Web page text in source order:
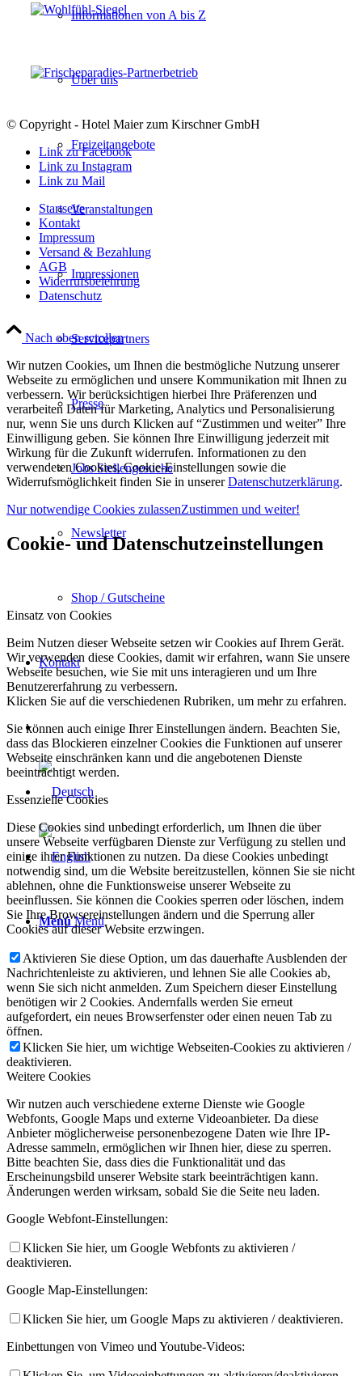
Informationen von A bis Z
Über uns
Freizeitangebote
Veranstaltungen
Impressionen
Servicepartners
Presse
Jobs Stellengesuche
Newsletter
Shop / Gutscheine
Kontakt
Menü Menü
© Copyright - Hotel Maier zum Kirschner GmbH
Link zu Facebook
Link zu Instagram
Link zu Mail
Startseite
Kontakt
Impressum
Versand & Bezahlung
AGB
Widerrufsbelehrung
Datenschutz
Nach oben scrollen
Wir nutzen Cookies, um Ihnen die bestmögliche Nutzung unserer
Webseite zu ermöglichen und unsere Kommunikation mit Ihnen zu
verbessern. Wir berücksichtigen hierbei Ihre Präferenzen und
verarbeiten Daten für Marketing, Analytics und Personalisierung
nur, wenn Sie uns durch Klicken auf “Zustimmen und weiter” Ihre
Einwilligung geben. Sie können Ihre Einwilligung jederzeit mit
Wirkung für die Zukunft widerrufen. Informationen zu den
verwendeten Cookies, Cookie-Einstellungen sowie die
Widerrufsmöglichkeit finden Sie in unsererDatenschutzerklärung.
Nur notwendige Cookies zulassenZustimmen und weiter!
Cookie- und Datenschutzeinstellungen
Einsatz von Cookies
Beim Nutzen dieser Webseite setzen wir Cookies auf Ihrem Gerät.
Wir verwenden diese Cookies, damit wir erfahren, wann Sie unsere
Webseite besuchen, wie Sie mit uns interagieren und um Ihre
Benutzererfahrung zu verbessern.
Klicken Sie auf die verschiedenen Rubriken, um mehr zu erfahren.
Sie können auch einige Ihrer Einstellungen ändern. Beachten Sie,
dass das Blockieren einzelner Cookies die Funktionen auf unserer
Webseite einschränken kann und die angebotenen Dienste
beeinträchtigt werden.
Essenzielle Cookies
Diese Cookies sind unbedingt erforderlich, um Ihnen die über
unsere Webseite verfügbaren Dienste zur Verfügung zu stellen und
einige ihrer Funktionen zu nutzen. Da diese Cookies unbedingt
notwendig sind, um die Website bereitzustellen, können Sie sie nicht
ablehnen, ohne die Funktionsweise unserer Webseite zu
beeinflussen. Sie können die Cookies sperren oder löschen, indem
Sie Ihre Browsereinstellungen ändern und die Sperrung aller
Cookies auf dieser Website erzwingen.
Aktivieren Sie diese Option, um das dauerhafte Ausblenden der
Nachrichtenleiste zu aktivieren, und lehnen Sie alle Cookies ab,
wenn Sie sich nicht anmelden. Zum Speichern dieser Einstellung
benötigen wir 2 Cookies. Andernfalls werden Sie erneut
aufgefordert, ein neues Browserfenster oder einen neuen Tab zu
öffnen.
Klicken Sie hier, um wichtige Webseiten-Cookies zu aktivieren /
deaktivieren.
Weitere Cookies
Wir nutzen auch verschiedene externe Dienste wie Google
Webfonts, Google Maps und externe Videoanbieter. Da diese
Anbieter möglicherweise personenbezogene Daten wie Ihre IP-
Adresse sammeln, ermöglichen wir Ihnen hier, diese zu sperren.
Bitte beachten Sie, dass dies die Funktionalität und das
Erscheinungsbild unserer Website stark beeinträchtigen kann.
Änderungen werden wirksam, sobald Sie die Seite neu laden.
Google Webfont-Einstellungen:
Klicken Sie hier, um Google Webfonts zu aktivieren /
deaktivieren.
Google Map-Einstellungen:
Klicken Sie hier, um Google Maps zu aktivieren / deaktivieren.
Einbettungen von Vimeo und Youtube-Videos: